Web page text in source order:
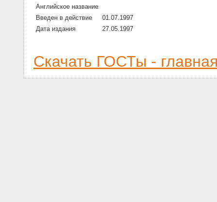
Английское название
Введен в действие
01.07.1997
Дата издания
27.05.1997
Скачать ГОСТы -